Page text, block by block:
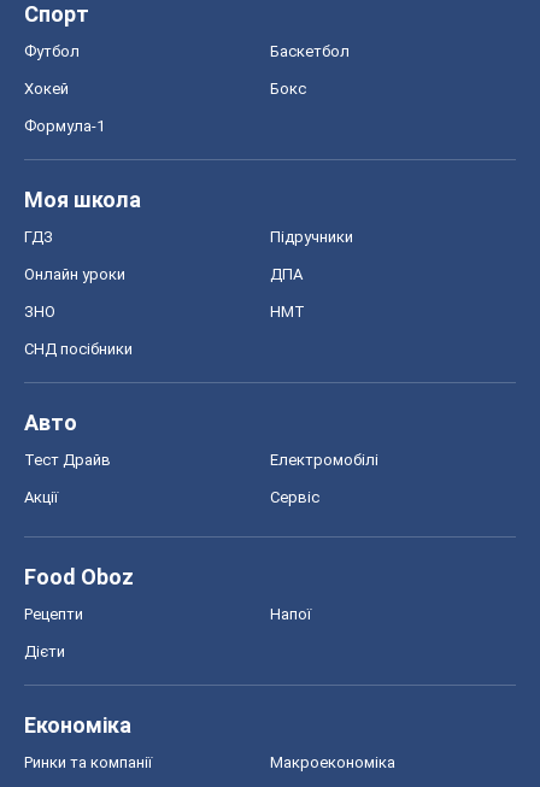
Спорт
Футбол Баскетбол
Хокей Бокс
Формула-1
Моя школа
ГДЗ Підручники
Онлайн уроки ДПА
ЗНО НМТ
СНД посібники
Авто
Тест Драйв Електромобілі
Акції Сервіс
Food Oboz
Рецепти Напої
Дієти
Економіка
Ринки та компанії Макроекономіка